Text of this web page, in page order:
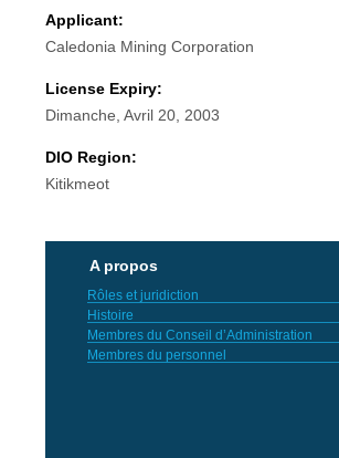
Applicant:
Caledonia Mining Corporation
License Expiry:
Dimanche, Avril 20, 2003
DIO Region:
Kitikmeot
A propos
Rôles et juridiction
Histoire
Membres du Conseil d’Administration
Membres du personnel